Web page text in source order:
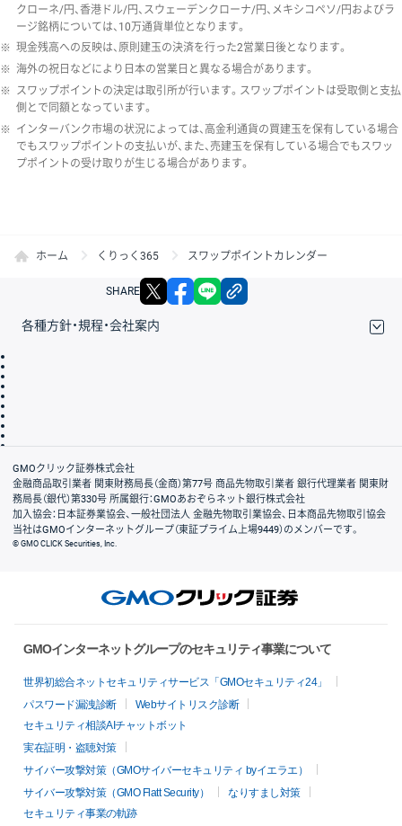
クローネ/円、香港ドル/円、スウェーデンクローナ/円、メキシコペソ/円およびラ
ージ銘柄については、10万通貨単位となります。
※ 現金残高への反映は、原則建玉の決済を行った2営業日後となります。
※ 海外の祝日などにより日本の営業日と異なる場合があります。
※ スワップポイントの決定は取引所が行います。スワップポイントは受取側と支払
側とで同額となっています。
※ インターバンク市場の状況によっては、高金利通貨の買建玉を保有している場合
でもスワップポイントの支払いが、また、売建玉を保有している場合でもスワッ
プポイントの受け取りが生じる場合があります。
ホーム くりっく365 スワップポイントカレンダー
SHARE X facebook
各種方針・規程・会社案内
会社案内
GMOクリック証券株式会社
金融商品取引業者 関東財務局長（金商）第77号 商品先物取引業者 銀行代理業者 関東財
務局長（銀代）第330号 所属銀行：GMOあおぞらネット銀行株式会社
加入協会：日本証券業協会、一般社団法人 金融先物取引業協会、日本商品先物取引協会
当社はGMOインターネットグループ（東証プライム上場9449）のメンバーです。
© GMO CLICK Securities, Inc.
GMOインターネットグループのセキュリティ事業について
世界初総合ネットセキュリティサービス「GMOセキュリティ24」
パスワード漏洩診断
Webサイトリスク診断
セキュリティ相談AIチャットボット
実在証明・盗聴対策
サイバー攻撃対策（GMOサイバーセキュリティ byイエラエ）
サイバー攻撃対策（GMO Flatt Security）
なりすまし対策
セキュリティ事業の軌跡